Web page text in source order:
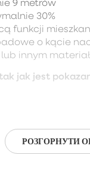
30%
funkcji
o kącie
innym
jak jest
РОЗГОРНУТИ